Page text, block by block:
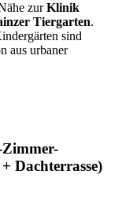
zurKlinik
Tiergarten.
sind
aus urbaner
Zimmer-
Dachterrasse)